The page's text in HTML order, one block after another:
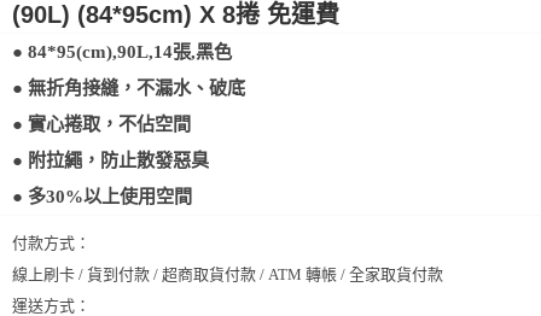
(90L) (84*95cm) X 8捲 免運費
● 84*95(cm),90L,14張,黑色
● 無折角接縫，不漏水、破底
● 實心捲取，不佔空間
● 附拉繩，防止散發惡臭
● 多30%以上使用空間
付款方式：
線上刷卡 / 貨到付款 / 超商取貨付款 / ATM 轉帳 / 全家取貨付款
運送方式：